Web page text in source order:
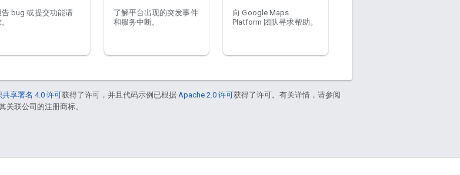
告 bug 或提交功能请
了解平台出现的突发事件
和服务中断。
向 Google Maps
Platform 团队寻求帮助。
共享署名 4.0 许可获得了许可，并且代码示例已根据 Apache 2.0 许可获得了许可。有关详情，请参阅
关联公司的注册商标。